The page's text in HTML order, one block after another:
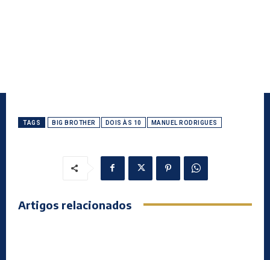
TAGS BIG BROTHER DOIS ÀS 10 MANUEL RODRIGUES
Artigos relacionados